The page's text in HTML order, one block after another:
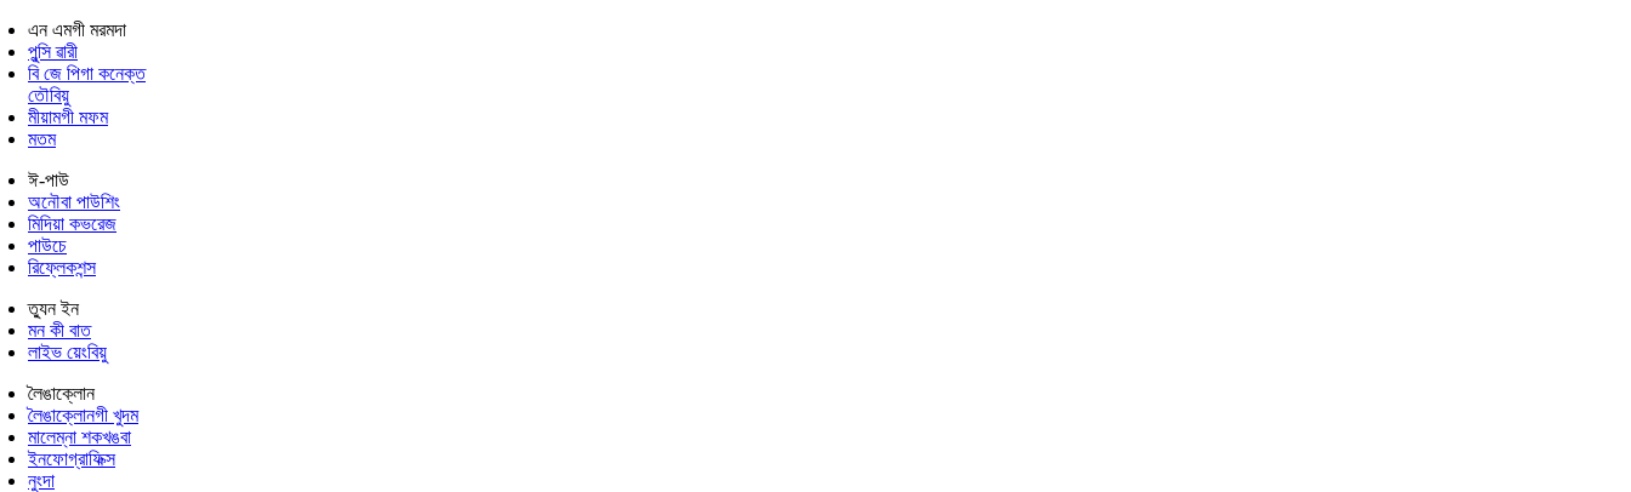
এন এমগী মরমদা
পুন্সি ৱারী
বি জে পিগা কনেক্ত
তৌবিয়ু
মীয়ামগী মফম
মতম
ঈ-পাউ
অনৌবা পাউশিং
মিদিয়া কভরেজ
পাউচে
রিফ্লেকশন্স
ত্যুন ইন
মন কী বাত
লাইভ য়েংবিয়ু
লৈঙাক্লোন
লৈঙাক্লোনগী খুদম
মালেম্না শকখঙবা
ইনফোগ্রাফিক্স
নুংদা